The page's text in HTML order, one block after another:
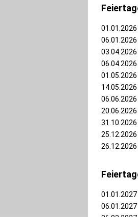
06.01.2026
06.01.2027